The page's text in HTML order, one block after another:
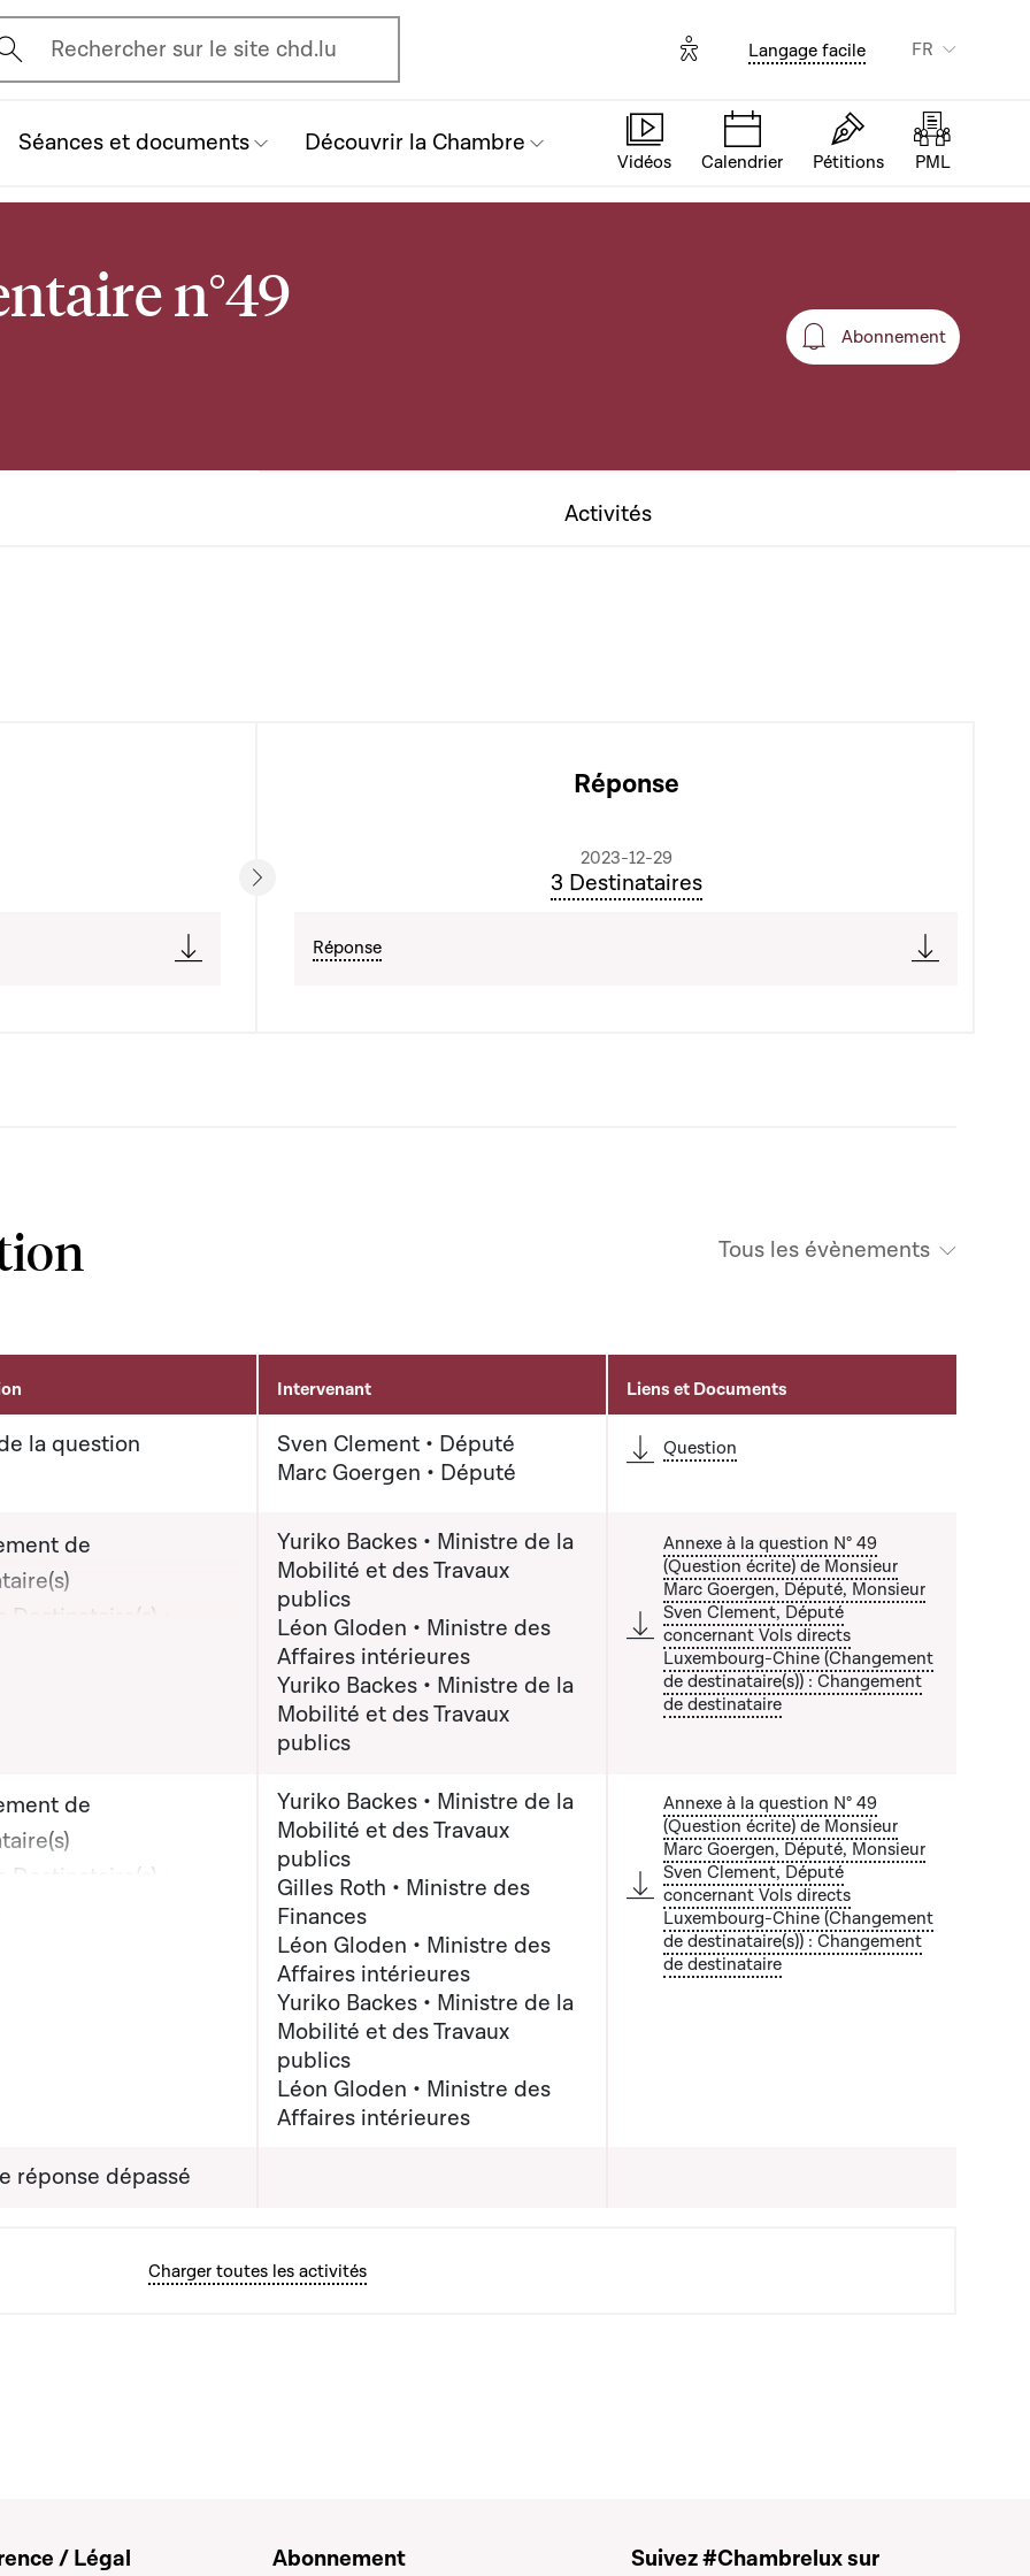
l'écran de recherche
Rechercher sur le site chd.lu Options d'accessibilité
Langage facile FR
Séances et documents Découvrir la Chambre
Vidéos Calendrier Pétitions PML
n°49
Abonnement
Abonnement
Activités
Réponse
2023-12-29
3 Destinataires
Réponse
Tous les évènements
Intervenant Liens et Documents
la question
Sven Clement • Député
Marc Goergen • Député
Question
de
Destinataire(s) :
Yuriko Backes,
Léon Gloden,
des Affaires
Madame Yuriko
Ministre de la Mobilité
graphique servant à afficher ou cacher tous les éléments de la liste qui précède
Yuriko Backes • Ministre de la
Mobilité et des Travaux
publics
Léon Gloden • Ministre des
Affaires intérieures
Yuriko Backes • Ministre de la
Mobilité et des Travaux
publics
Annexe à la question N° 49
(Question écrite) de Monsieur
Marc Goergen, Député, Monsieur
Sven Clement, Député
concernant Vols directs
Luxembourg-Chine (Changement
de destinataire(s)) : Changement
de destinataire
de
Destinataire(s) :
Yuriko Backes,
Madame Yuriko
Ministre de la Mobilité
Léon Gloden,
graphique servant à afficher ou cacher tous les éléments de la liste qui précède
Yuriko Backes • Ministre de la
Mobilité et des Travaux
publics
Gilles Roth • Ministre des
Finances
Léon Gloden • Ministre des
Affaires intérieures
Yuriko Backes • Ministre de la
Mobilité et des Travaux
publics
Léon Gloden • Ministre des
Affaires intérieures
Annexe à la question N° 49
(Question écrite) de Monsieur
Marc Goergen, Député, Monsieur
Sven Clement, Député
concernant Vols directs
Luxembourg-Chine (Changement
de destinataire(s)) : Changement
de destinataire
réponse dépassé
Charger toutes les activités
/ Légal Abonnement Suivez #Chambrelux sur